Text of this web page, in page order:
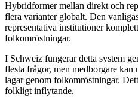
Hybridformer mellan direkt och
flera varianter globalt. Den
representativa institutioner
folkomröstningar.
I Schweiz fungerar detta system
flesta frågor, men medborgare kan
lagar genom folkomröstningar.
folkligt inflytande.